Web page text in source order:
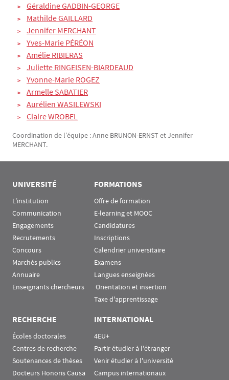
Géraldine GADBIN-GEORGE
Mathilde GAILLARD
Jennifer MERCHANT
Yves-Marie PÉRÉON
Amélie RIBIERAS
Juliette RINGEISEN-BIARDEAUD
Yvonne-Marie ROGEZ
Armelle SABATIER
Aurélien WASILEWSKI
Claire WROBEL
Coordination de l’équipe : Anne BRUNON-ERNST et Jennifer
MERCHANT.
UNIVERSITÉ
L'institution
Communication
Engagements
Recrutements
Concours
Marchés publics
Annuaire
Enseignants chercheurs
FORMATIONS
Offre de formation
E-learning et MOOC
Candidatures
Inscriptions
Calendrier universitaire
Examens
Langues enseignées
Orientation et insertion
Taxe d'apprentissage
RECHERCHE
Écoles doctorales
Centres de recherche
Soutenances de thèses
Docteurs Honoris Causa
INTERNATIONAL
4EU+
Partir étudier à l'étranger
Venir étudier à l'université
Campus internationaux